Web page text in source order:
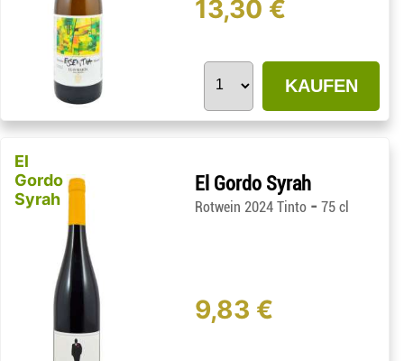
13,30 €
KAUFEN
El
Gordo
Syrah
El Gordo Syrah
Rotwein 2024 Tinto -75 cl
9,83 €